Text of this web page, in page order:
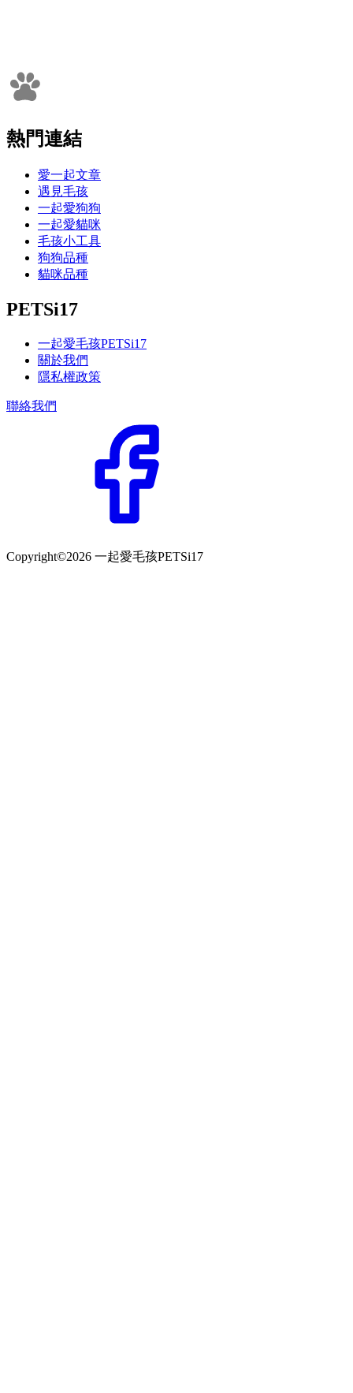
熱門連結
愛一起文章
遇見毛孩
一起愛狗狗
一起愛貓咪
毛孩小工具
狗狗品種
貓咪品種
PETSi17
一起愛毛孩PETSi17
關於我們
隱私權政策
聯絡我們
Copyright©2026 一起愛毛孩PETSi17